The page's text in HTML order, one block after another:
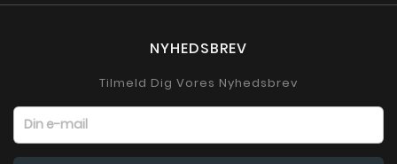
NYHEDSBREV
Tilmeld Dig Vores Nyhedsbrev